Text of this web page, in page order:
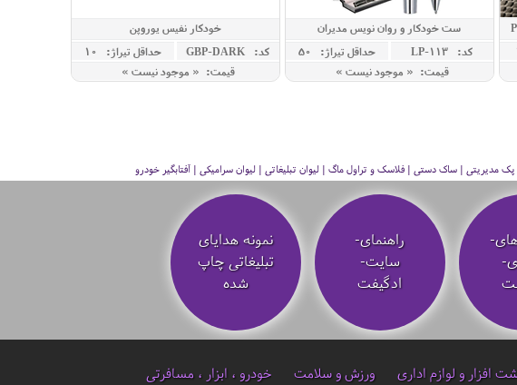
ست خودکار و روان نویس مدیران
کد: LP-113
حداقل تيراژ: 50
قیمت: « موجود نیست »
خودکار نفیس یوروپن
کد: GBP-DARK
حداقل تيراژ: 10
قیمت: « موجود نیست »
| ساک دستی | فلاسک و تراول ماگ | لیوان تبلیغاتی | لیوان سرامیکی | آفتابگیر خودرو
راهنمای-
سایت-
ادگیفت
نمونه هدایای
تبلیغاتی چاپ
شده
افزار و لوازم اداری ورزش و سلامت خودرو ، ابزار ، مسافرتی